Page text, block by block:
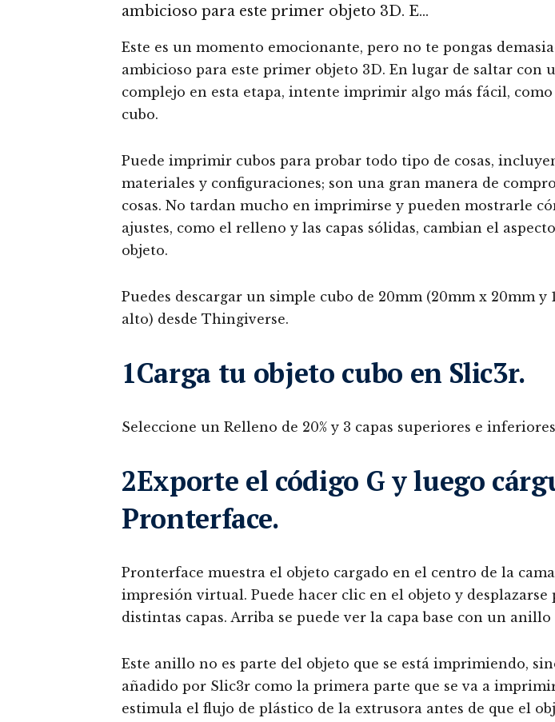
ambicioso para este primer objeto 3D. E…
Este es un momento emocionante, pero no te pongas
ambicioso para este primer objeto 3D. En lugar de saltar con
complejo en esta etapa, intente imprimir algo más fácil,
cubo.
Puede imprimir cubos para probar todo tipo de cosas,
materiales y configuraciones; son una gran manera de
cosas. No tardan mucho en imprimirse y pueden mostrarle
ajustes, como el relleno y las capas sólidas, cambian el
objeto.
Puedes descargar un simple cubo de 20mm (20mm x 20mm y
alto) desde Thingiverse.
1Carga tu objeto cubo en Slic3r.
Seleccione un Relleno de 20% y 3 capas superiores e
2Exporte el código G y luego
Pronterface.
Pronterface muestra el objeto cargado en el centro de la
impresión virtual. Puede hacer clic en el objeto y desplazarse
distintas capas. Arriba se puede ver la capa base con un anillo
Este anillo no es parte del objeto que se está imprimiendo,
añadido por Slic3r como la primera parte que se va a
estimula el flujo de plástico de la extrusora antes de que el